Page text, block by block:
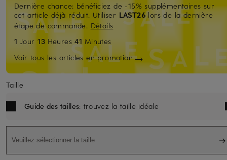
Dernière chance: bénéficiez de -15% supplémentaires sur
cet article déjà réduit. Utiliser LAST26lors de la dernière
étape de commande. Détails
1 Jour13 Heures41 Minutes
Voir tous les articles en promotion
Taille
Guide des tailles: trouvez la taille idéale
Veuillez sélectionner la taille